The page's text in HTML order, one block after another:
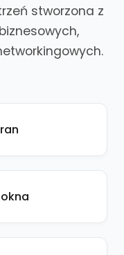
stworzona z